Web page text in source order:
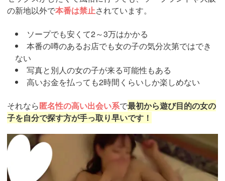
の新地以外で本番は禁止されています。
ソープでも安くて2～3万はかかる
本番の噂のあるお店でも女の子の気分次第ではでき
ない
写真と別人の女の子が来る可能性もある
高いお金を払っても2時間くらいしか楽しめない
それなら匿名性の高い出会い系で最初から遊び目的の女の
子を自分で探す方が手っ取り早いです！
https://pcmax.jp/lp/?
ad_id=rm307152